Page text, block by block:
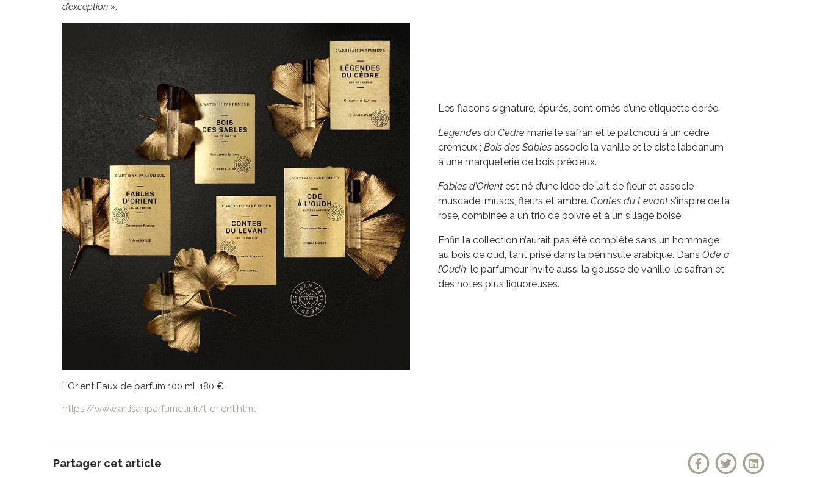
d’exception ».
Les flacons signature, épurés, sont ornés d’une étiquette dorée.
Légendes du Cèdre marie le safran et le patchouli à un cèdre
crémeux ; Bois des Sablesassocie la vanille et le ciste labdanum
à une marqueterie de bois précieux.
Fables d’Orientest né d’une idée de lait de fleur et associe
muscade, muscs, fleurs et ambre. Contes du Levants’inspire de la
rose, combinée à un trio de poivre et à un sillage boisé.
Enfin la collection n’aurait pas été complète sans un hommage
au bois de oud, tant prisé dans la péninsule arabique. Dans Ode à
l’Oudh, le parfumeur invite aussi la gousse de vanille, le safran et
des notes plus liquoreuses.
L’Orient Eaux de parfum 100 ml, 180 €.
https://www.artisanparfumeur.fr/l-orient.html
Partager cet article